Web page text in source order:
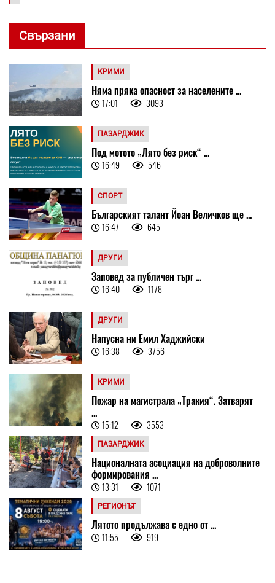
Свързани
КРИМИ
Няма пряка опасност за населените ...
17:01 3093
ПАЗАРДЖИК
Под мотото „Лято без риск“ ...
16:49 546
СПОРТ
Българският талант Йоан Величков ще ...
16:47 645
ДРУГИ
Заповед за публичен търг ...
16:40 1178
ДРУГИ
Напусна ни Емил Хаджийски
16:38 3756
КРИМИ
Пожар на магистрала „Тракия“. Затварят
...
15:12 3553
ПАЗАРДЖИК
Националната асоциация на доброволните
формирования ...
13:31 1071
РЕГИОНЪТ
Лятото продължава с едно от ...
11:55 919